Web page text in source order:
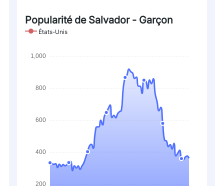
Popularité de Salvador - Garçon
États-Unis